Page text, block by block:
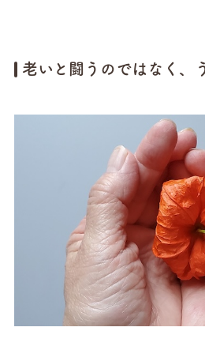
老いと闘うのではなく、